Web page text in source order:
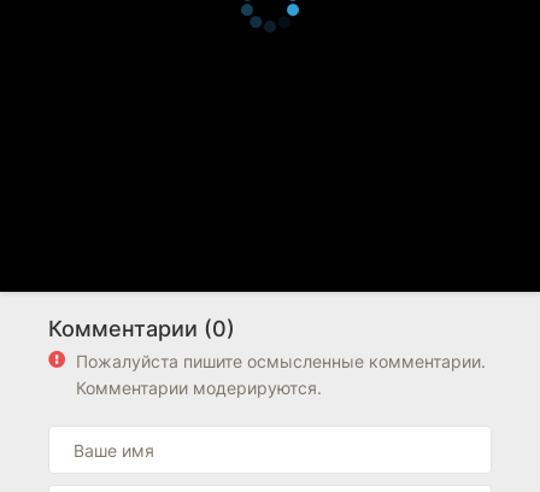
Комментарии (0)
Пожалуйста пишите осмысленные комментарии.
Комментарии модерируются.